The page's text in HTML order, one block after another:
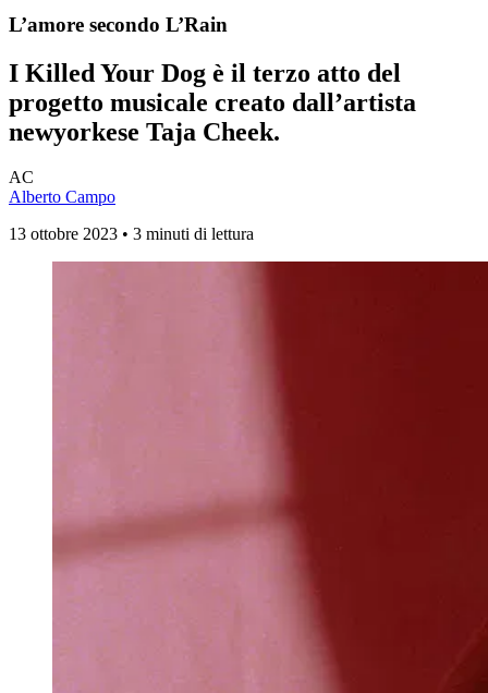
L’amore secondo L’Rain
I Killed Your Dog è il terzo atto del
progetto musicale creato dall’artista
newyorkese Taja Cheek.
AC
Alberto Campo
13 ottobre 2023 • 3 minuti di lettura